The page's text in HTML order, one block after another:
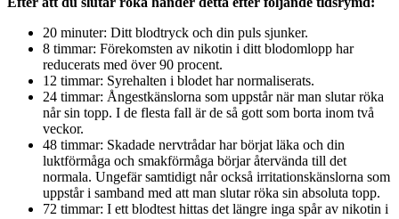
20 minuter: Ditt blodtryck och din puls sjunker.
8 timmar: Förekomsten av nikotin i ditt blodomlopp har
reducerats med över 90 procent.
12 timmar: Syrehalten i blodet har normaliserats.
24 timmar: Ångestkänslorna som uppstår när man slutar röka
når sin topp. I de flesta fall är de så gott som borta inom två
veckor.
48 timmar: Skadade nervtrådar har börjat läka och din
luktförmåga och smakförmåga börjar återvända till det
normala. Ungefär samtidigt når också irritationskänslorna som
uppstår i samband med att man slutar röka sin absoluta topp.
72 timmar: I ett blodtest hittas det längre inga spår av nikotin i